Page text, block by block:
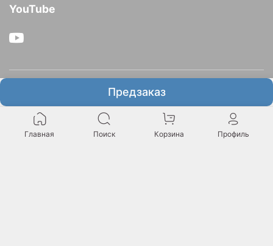
Предзаказ
Информация
YouTube
Главная Поиск Корзина Профиль